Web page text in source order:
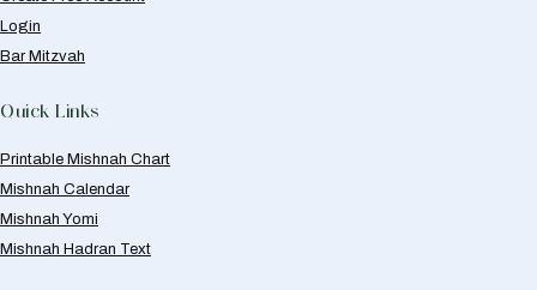
Login
Bar Mitzvah
Quick Links
Printable Mishnah Chart
Mishnah Calendar
Mishnah Yomi
Mishnah Hadran Text